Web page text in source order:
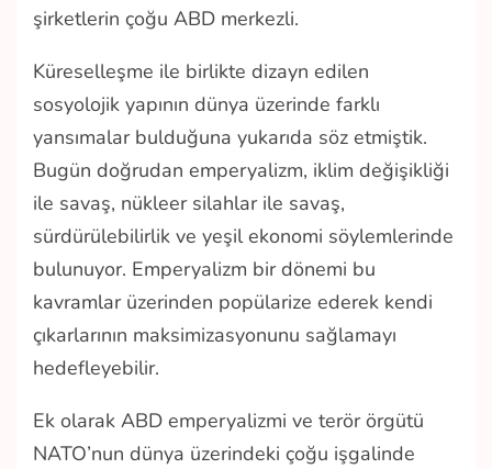
şirketlerin çoğu ABD merkezli.
Küreselleşme ile birlikte dizayn edilen
sosyolojik yapının dünya üzerinde farklı
yansımalar bulduğuna yukarıda söz etmiştik.
Bugün doğrudan emperyalizm, iklim değişikliği
ile savaş, nükleer silahlar ile savaş,
sürdürülebilirlik ve yeşil ekonomi söylemlerinde
bulunuyor. Emperyalizm bir dönemi bu
kavramlar üzerinden popülarize ederek kendi
çıkarlarının maksimizasyonunu sağlamayı
hedefleyebilir.
Ek olarak ABD emperyalizmi ve terör örgütü
NATO’nun dünya üzerindeki çoğu işgalinde